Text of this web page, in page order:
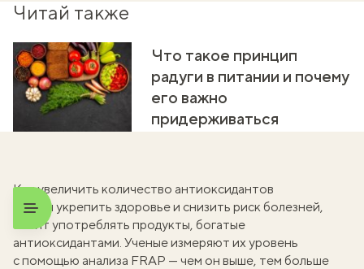
Читай также
Что такое принцип
радуги в питании и почему
его важно
придерживаться
Как увеличить количество антиоксидантов
Чтобы укрепить здоровье и снизить риск болезней,
стоит употреблять продукты, богатые
антиоксидантами. Ученые измеряют их уровень
с помощью анализа FRAP — чем он выше, тем больше